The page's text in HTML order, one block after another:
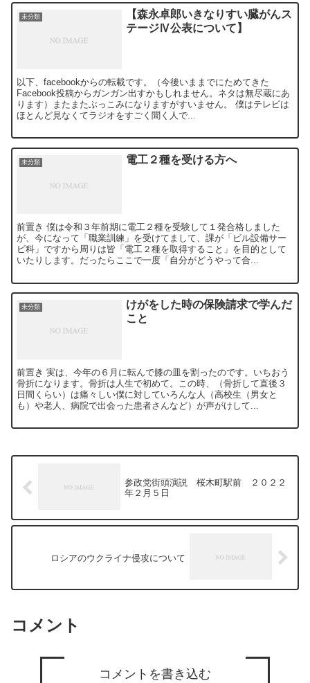
未分類
【森永卓郎いきなりすい臓がんス
テージⅣ公表について】
以下、facebookからの転載です。（今後いままでにためてきた
Facebook投稿からガンガン出すかもしれません。ネタは無尽蔵にあ
ります）またまたぶっこみになりますがすいません。 僕はテレビは
ほとんど見なくてラジオをすごく聞く人で...
未分類 電工２種を受ける方へ
前置き 僕は令和３年前期に電工２種を受験して１発合格しました
が、今になって「職業訓練」を受けてまして、課が「ビル設備サー
ビ科」ですから周りは皆「電工２種を取得すること」を目的として
いたりします。だったらここで一度「自分がどうやって合...
未分類
けがをした時の保険請求で学んだ
こと
前置き 実は、今年の６月に転んで膝の皿を割ったのです。いちおう
骨折になります。骨折は人生で初めて。この時、（骨折して直後３
日間くらい）は痛々しい僕に対していろんな人（高校生（男女と
も）や老人、病院で出会った患者さんなど）が声がけして...
参政党街頭演説 桜木町駅前 ２０２２
年２月５日
ロシアのウクライナ侵攻について
コメント
コメントを書き込む